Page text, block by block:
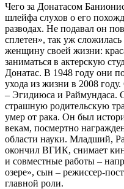
Чего за Донатасом
шлейфа слухов о его
разводах. Не подавал он
сплетен», так уж
женщину своей жизни:
заниматься в актерскую
Донатас. В 1948 году они
ухода из жизни в 2008
– Эгидиюса и Раймундаса.
страшную родительскую
умер от рака. Он был
векам, посмертно
области науки. Младший,
окончил ВГИК, снимает
и совместные работы –
озере», сын – режиссер-
главной роли.